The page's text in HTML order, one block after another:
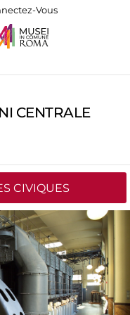
Vous
CENTRALE
CIVIQUES